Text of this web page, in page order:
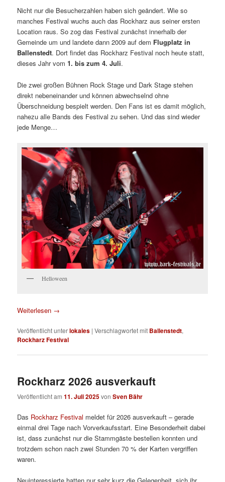
Nicht nur die Besucherzahlen haben sich geändert. Wie so
manches Festival wuchs auch das Rockharz aus seiner ersten
Location raus. So zog das Festival zunächst innerhalb der
Gemeinde um und landete dann 2009 auf dem Flugplatz in
Ballenstedt. Dort findet das Rockharz Festival noch heute statt,
dieses Jahr vom1. bis zum 4. Juli.
Die zwei großen Bühnen Rock Stage und Dark Stage stehen
direkt nebeneinander und können abwechselnd ohne
Überschneidung bespielt werden. Den Fans ist es damit möglich,
nahezu alle Bands des Festival zu sehen. Und das sind wieder
jede Menge…
Helloween
Weiterlesen →
Veröffentlicht unterlokales |Verschlagwortet mit Ballenstedt,
Rockharz Festival
Rockharz 2026 ausverkauft
Veröffentlicht am11. Juli 2025vonSven Bähr
Das Rockharz Festival meldet für 2026 ausverkauft – gerade
einmal drei Tage nach Vorverkaufsstart. Eine Besonderheit dabei
ist, dass zunächst nur die Stammgäste bestellen konnten und
trotzdem schon nach zwei Stunden 70 % der Karten vergriffen
waren.